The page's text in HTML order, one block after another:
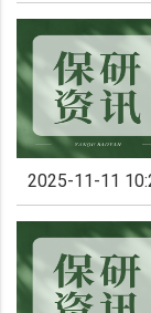
2025-11-11